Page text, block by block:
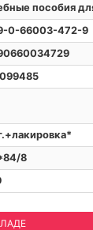
пособия
0-66003-472-9
8